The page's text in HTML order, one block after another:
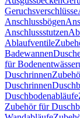
Geruchsverschlüsse
Anschlussbögen
Anschlussstutzen
Ablaufventile
Badewannen
für
Duschrinnen
Duschrinnen
Duschbodenabläufe
Zubehör für